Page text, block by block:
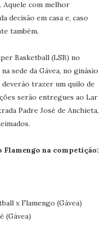
Aquele com melhor
decisão em casa e, caso
também.
Basketball (LSB) no
sede da Gávea, no ginásio
trazer um quilo de
serão entregues ao Lar
Padre José de Anchieta,
Flamengo na competição:
x Flamengo (Gávea)
(Gávea)